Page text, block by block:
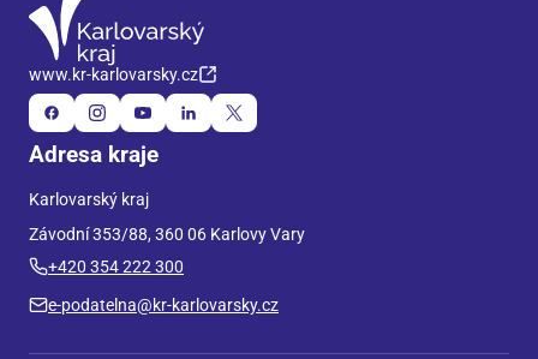
www.kr-karlovarsky.cz
Adresa kraje
Karlovarský kraj
Závodní 353/88, 360 06 Karlovy Vary
+420 354 222 300
e-podatelna@kr-karlovarsky.cz